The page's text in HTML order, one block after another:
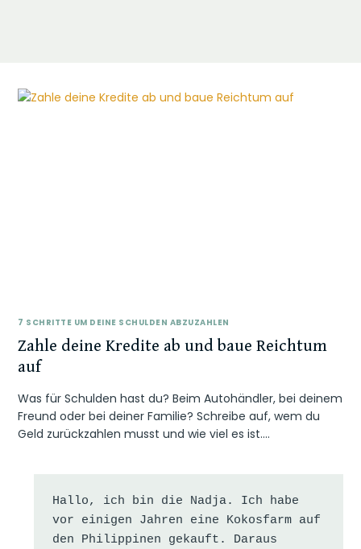
7 SCHRITTE UM DEINE SCHULDEN ABZUZAHLEN
Zahle deine Kredite ab und baue Reichtum
auf
Was für Schulden hast du? Beim Autohändler, bei deinem
Freund oder bei deiner Familie? Schreibe auf, wem du
Geld zurückzahlen musst und wie viel es ist….
Hallo, ich bin die Nadja. Ich habe
vor einigen Jahren eine Kokosfarm auf
den Philippinen gekauft. Daraus